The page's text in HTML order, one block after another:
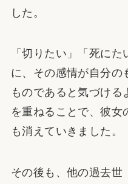
した。
「切りたい」「死に
に、その感情が自分の
ものであると気づける
を重ねることで、彼女
も消えていきました。
その後も、他の過去世